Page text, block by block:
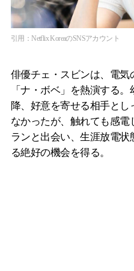
引用：Netflix KoreaのSNSアカウント
俳優チェ・スビンは、電
「ナ・ボベ」を熱演する
降、好意を寄せる相手と
なかったが、触れても感
ランと出会い、生涯放電
る絶好の機会を得る。